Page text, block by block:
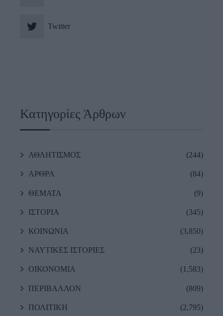
Twitter
Κατηγορίες Άρθρων
ΑΘΛΗΤΙΣΜΟΣ (244)
ΑΡΘΡΑ (84)
ΘΕΜΑΤΑ (9)
ΙΣΤΟΡΙΑ (345)
ΚΟΙΝΩΝΙΑ (3,850)
ΝΑΥΤΙΚΕΣ ΙΣΤΟΡΙΕΣ (23)
ΟΙΚΟΝΟΜΙΑ (1,583)
ΠΕΡΙΒΑΛΛΟΝ (809)
ΠΟΛΙΤΙΚΗ (2,795)